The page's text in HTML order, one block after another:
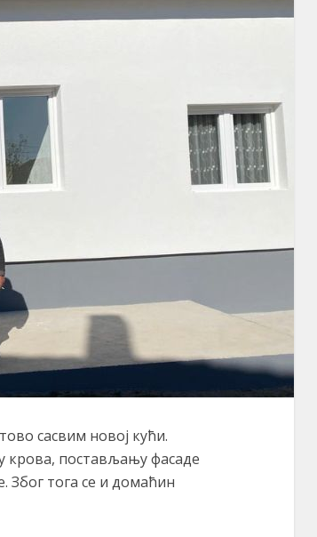
сасвим новој кући.
постављању фасаде
Због тога се и домаћин